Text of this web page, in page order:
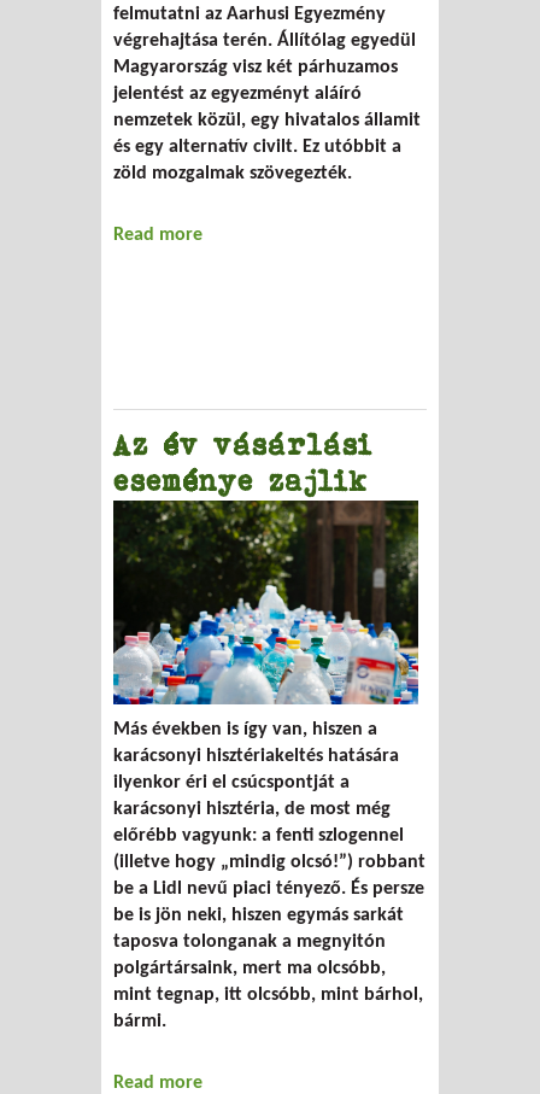
felmutatni az Aarhusi Egyezmény
végrehajtása terén. Állítólag egyedül
Magyarország visz két párhuzamos
jelentést az egyezményt aláíró
nemzetek közül, egy hivatalos államit
és egy alternatív civilt. Ez utóbbit a
zöld mozgalmak szövegezték.
Read more
Az év vásárlási
eseménye zajlik
Más években is így van, hiszen a
karácsonyi hisztériakeltés hatására
ilyenkor éri el csúcspontját a
karácsonyi hisztéria, de most még
előrébb vagyunk: a fenti szlogennel
(illetve hogy „mindig olcsó!”) robbant
be a Lidl nevű piaci tényező. És persze
be is jön neki, hiszen egymás sarkát
taposva tolonganak a megnyitón
polgártársaink, mert ma olcsóbb,
mint tegnap, itt olcsóbb, mint bárhol,
bármi.
Read more